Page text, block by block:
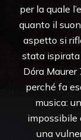
per la quale
quanto il
aspetto si
stata ispirata
Dóra Maurer
perché fa
musica:
impossibile
una